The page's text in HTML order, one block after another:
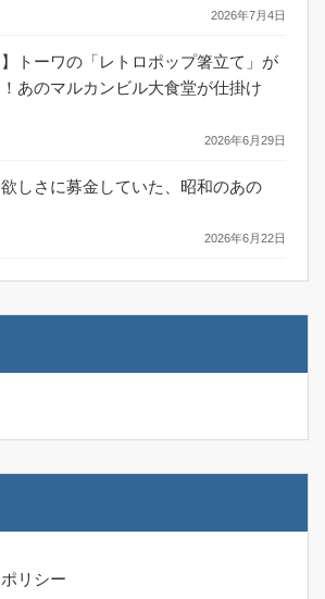
2026年7月4日
】トーワの「レトロポップ箸立て」が
あのマルカンビル大食堂が仕掛け
2026年6月29日
欲しさに募金していた、昭和のあの
2026年6月22日
リシー